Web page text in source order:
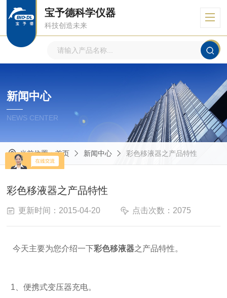
宝予德科学仪器
科技创造未来
新闻中心
NEWS CENTER
当前位置：首页 新闻中心 彩色移液器之产品特性
彩色移液器之产品特性
更新时间：2015-04-20 点击次数：2075
今天主要为您介绍一下彩色移液器之产品特性。
1、便携式变压器充电。